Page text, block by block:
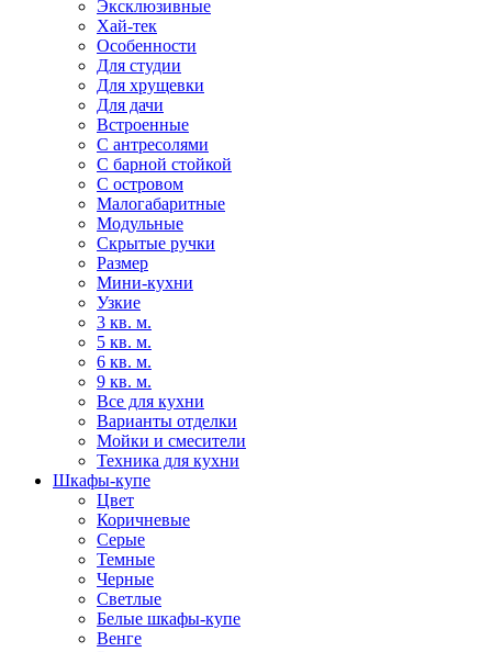
Эксклюзивные
Хай-тек
Особенности
Для студии
Для хрущевки
Для дачи
Встроенные
С антресолями
С барной стойкой
С островом
Малогабаритные
Модульные
Скрытые ручки
Размер
Мини-кухни
Узкие
3 кв. м.
5 кв. м.
6 кв. м.
9 кв. м.
Все для кухни
Варианты отделки
Мойки и смесители
Техника для кухни
Шкафы-купе
Цвет
Коричневые
Серые
Темные
Черные
Светлые
Белые шкафы-купе
Венге